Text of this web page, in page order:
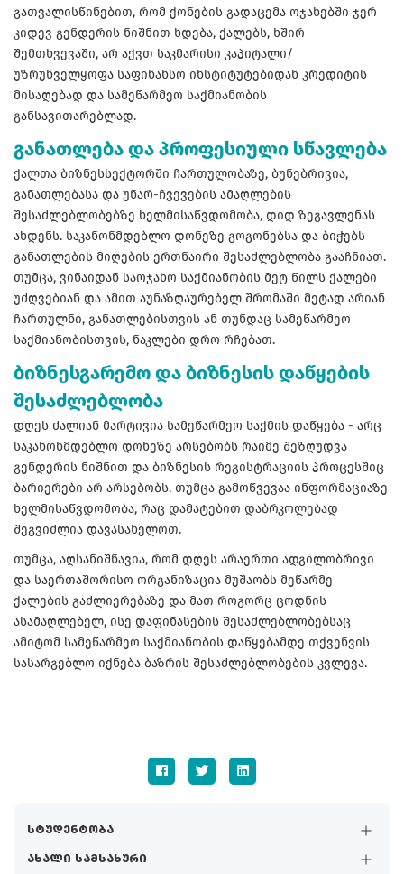
სტუდენტობა
ახალი სამსახური
გათვალისწინებით, რომ ქონების გადაცემა ოჯახებში ჯერ
კიდევ გენდერის ნიშნით ხდება, ქალებს, ხშირ
შემთხვევაში, არ აქვთ საკმარისი კაპიტალი/
უზრუნველყოფა საფინანსო ინსტიტუტებიდან კრედიტის
მისაღებად და სამეწარმეო საქმიანობის
განსავითარებლად.
განათლება და პროფესიული სწავლება
ქალთა ბიზნესსექტორში ჩართულობაზე, ბუნებრივია,
განათლებასა და უნარ-ჩვევების ამაღლების
შესაძლებლობებზე ხელმისაწვდომობა, დიდ ზეგავლენას
ახდენს. საკანონმდებლო დონეზე გოგონებსა და ბიჭებს
განათლების მიღების ერთნაირი შესაძლებლობა გააჩნიათ.
თუმცა, ვინაიდან საოჯახო საქმიანობის მეტ წილს ქალები
უძღვებიან და ამით აუნაზღაურებელ შრომაში მეტად არიან
ჩართულნი, განათლებისთვის ან თუნდაც სამეწარმეო
საქმიანობისთვის, ნაკლები დრო რჩებათ.
ბიზნესგარემო და ბიზნესის დაწყების
შესაძლებლობა
დღეს ძალიან მარტივია სამეწარმეო საქმის დაწყება - არც
საკანონმდებლო დონეზე არსებობს რაიმე შეზღუდვა
გენდერის ნიშნით და ბიზნესის რეგისტრაციის პროცესშიც
ბარიერები არ არსებობს. თუმცა გამოწვევაა ინფორმაციაზე
ხელმისაწვდომობა, რაც დამატებით დაბრკოლებად
შეგვიძლია დავასახელოთ.
თუმცა, აღსანიშნავია, რომ დღეს არაერთი ადგილობრივი
და საერთაშორისო ორგანიზაცია მუშაობს მეწარმე
ქალების გაძლიერებაზე და მათ როგორც ცოდნის
ასამაღლებელ, ისე დაფინასების შესაძლებლობებსაც
ამიტომ სამეწარმეო საქმიანობის დაწყებამდე თქვენვის
სასარგებლო იქნება ბაზრის შესაძლებლობების კვლევა.